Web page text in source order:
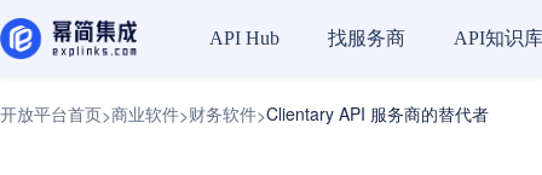
API Hub 找服务商 API知识库
开放平台首页>商业软件>财务软件>Clientary API 服务商的替代者